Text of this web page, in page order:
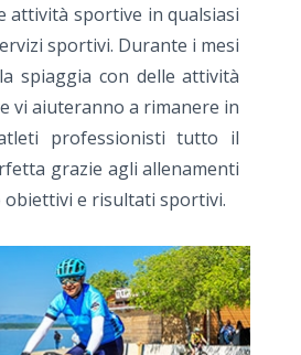
attività sportive in qualsiasi
sportivi. Durante i mesi
spiaggia con delle attività
vi aiuteranno a rimanere in
professionisti tutto il
grazie agli allenamenti
e risultati sportivi.